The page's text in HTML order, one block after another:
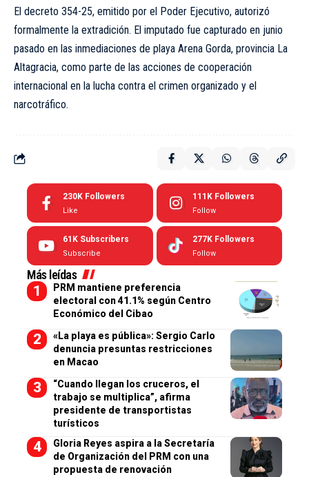
El decreto 354-25, emitido por el Poder Ejecutivo, autorizó
formalmente la extradición. El imputado fue capturado en junio
pasado en las inmediaciones de playa Arena Gorda, provincia La
Altagracia, como parte de las acciones de cooperación
internacional en la lucha contra el crimen organizado y el
narcotráfico.
230K Followers
Like
111K Followers
Follow
61K Subscribers
Subscribe
277K Followers
Follow
Más leídas
PRM mantiene preferencia
electoral con 41.1% según Centro
Económico del Cibao
«La playa es pública»: Sergio Carlo
denuncia presuntas restricciones
en Macao
“Cuando llegan los cruceros, el
trabajo se multiplica”, afirma
presidente de transportistas
turísticos
Gloria Reyes aspira a la Secretaría
de Organización del PRM con una
propuesta de renovación